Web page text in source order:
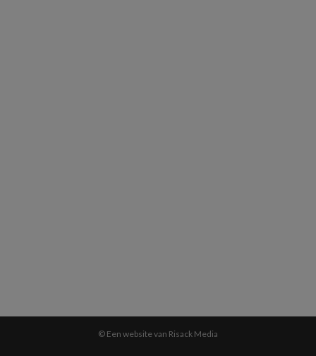
© Een website van Risack Media